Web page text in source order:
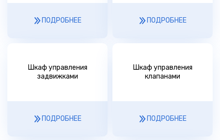
ПОДРОБНЕЕ ПОДРОБНЕЕ
Шкаф управления
задвижками
ПОДРОБНЕЕ
Шкаф управления
клапанами
ПОДРОБНЕЕ